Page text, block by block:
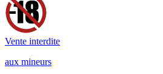
Vente interdite
aux mineurs